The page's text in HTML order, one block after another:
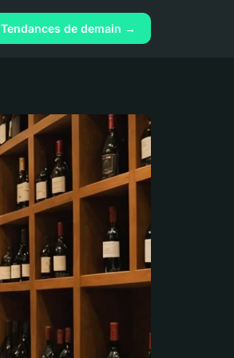
Tendances de demain →